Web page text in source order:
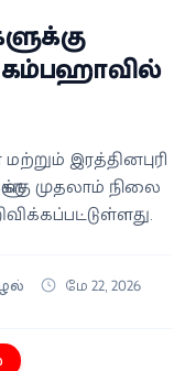
கம்பஹாவில்
இரத்தினபுரி
முதலாம் நிலை
மே 22, 2026